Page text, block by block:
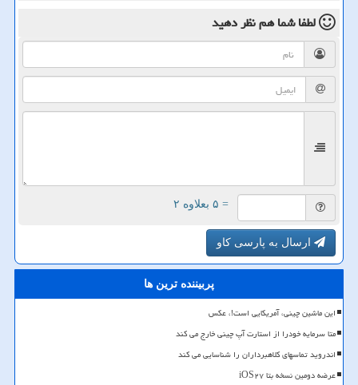
لطفا شما همنظر دهید
= ۵ بعلاوه ۲
ارسال به پارسی کاو
پربیننده ترین ها
این ماشین چینی، آمریکایی است!، عکس
متا سرمایه خودرا از استارت آپ چینی خارج می کند
اندروید تماسهای کلاهبرداران را شناسایی می کند
عرضه دومین نسخه بتا iOS۲۷